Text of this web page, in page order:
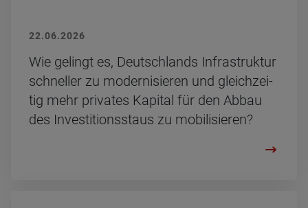
22.06.2026
Wie ge­lingt es, Deutsch­lands In­fra­struk­tur
schnel­ler zu mo­der­ni­sie­ren und gleich­zei­
tig mehr pri­va­tes Ka­pi­tal für den Abbau
des In­ves­ti­ti­ons­staus zu mo­bi­li­sie­ren?